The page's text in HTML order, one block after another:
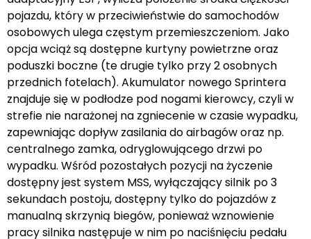
pojazdu, który w przeciwieństwie do samochodów
osobowych ulega częstym przemieszczeniom. Jako
opcja wciąż są dostępne kurtyny powietrzne oraz
poduszki boczne (te drugie tylko przy 2 osobnych
przednich fotelach). Akumulator nowego Sprintera
znajduje się w podłodze pod nogami kierowcy, czyli w
strefie nie narażonej na zgniecenie w czasie wypadku,
zapewniając dopływ zasilania do airbagów oraz np.
centralnego zamka, odryglowującego drzwi po
wypadku. Wśród pozostałych pozycji na życzenie
dostępny jest system MSS, wyłączający silnik po 3
sekundach postoju, dostępny tylko do pojazdów z
manualną skrzynią biegów, ponieważ wznowienie
pracy silnika następuje w nim po naciśnięciu pedału